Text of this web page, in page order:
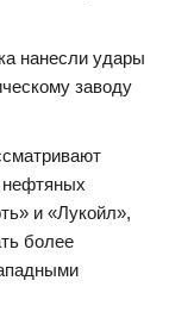
нанесли удары
заводу
нефтяных
и «Лукойл»,
более